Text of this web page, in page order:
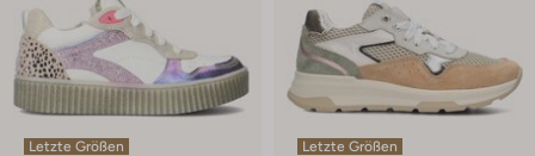
Letzte Größen
Letzte Größen